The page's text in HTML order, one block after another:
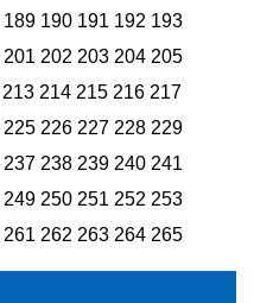
189 190 191 192 193
201 202 203 204 205
213 214 215 216 217
225 226 227 228 229
237 238 239 240 241
249 250 251 252 253
261 262 263 264 265